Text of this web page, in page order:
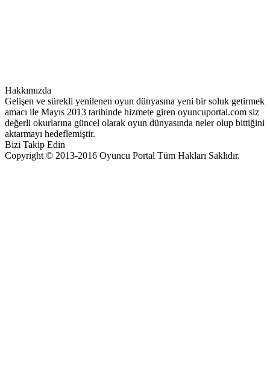
Hakkımızda
Gelişen ve sürekli yenilenen oyun dünyasına yeni bir soluk getirmek
amacı ile Mayıs 2013 tarihinde hizmete giren oyuncuportal.com siz
değerli okurlarına güncel olarak oyun dünyasında neler olup bittiğini
aktarmayı hedeflemiştir.
Bizi Takip Edin
Copyright © 2013-2016 Oyuncu Portal Tüm Hakları Saklıdır.